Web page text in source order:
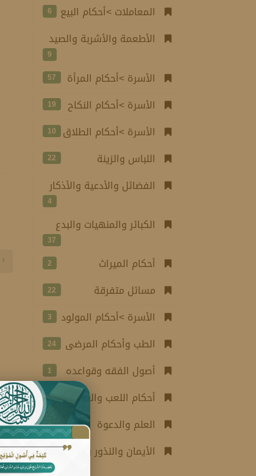
المعاملات >أحكام البيع 6
الأطعمة والأشربة والصيد
9
الأسرة >أحكام المرأة 57
الأسرة >أحكام النكاح 19
الأسرة >أحكام الطلاق 10
اللباس والزينة 22
الفضائل والأدعية والأذكار
4
الكبائر والمنهيات والبدع
37
أحكام الميراث 2
مسائل متفرقة 22
الأسرة >أحكام المولود 3
الطب وأحكام المرضى 24
أصول الفقه وقواعده 1
أحكام اللعب والرياضة 1
العلم والدعوة 5
الأيمان والنذور والكفارات
11
‹